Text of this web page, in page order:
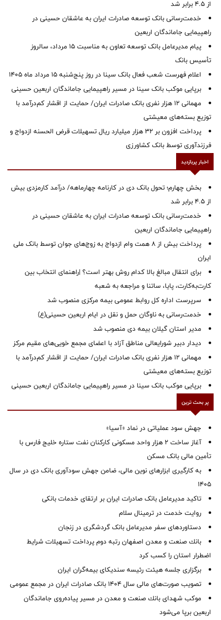
از ۴.۵ برابر شد
خدمت‌رسانی بانک توسعه صادرات ایران به عاشقان حسینی در
راهپیمایی جاماندگان اربعین
پیام مدیرعامل بانک توسعه تعاون به مناسبت 15 مرداد، سالروز
تأسیس بانک
اعلام فهرست شعب فعال بانک سینا در روز پنج‌شنبه 15 مرداد ماه 1405
برپایی موکب بانک سینا در مسیر راهپیمایی جاماندگان اربعین حسینی
مهمانی ۱۲ هزار نفری بانک صادرات ایران/ حمایت از اقشار کم‌درآمد با
توزیع بسته‌های معیشتی
پرداخت افزون بر 32 هزار میلیارد ریال تسهیلات قرض الحسنه ازدواج و
فرزندآوری توسط بانک کشاورزی
اخبار پربازدید
بخش چهارم؛ تحول بانک دی در کارنامه چهارماهه/ درآمد کارمزدی بیش
از ۴.۵ برابر شد
خدمت‌رسانی بانک توسعه صادرات ایران به عاشقان حسینی در
راهپیمایی جاماندگان اربعین
پرداخت بیش از ۸ همت وام ازدواج به زوج‌های جوان توسط بانک ملی
ایران
برای انتقال مبالغ بالا کدام روش بهتر است؟ |راهنمای انتخاب بین
کارت‌به‌کارت، پایا، ساتنا و مراجعه به شعبه
سرپرست اداره کل روابط عمومی بیمه مرکزی منصوب شد
خدمت‌رسانی به ناوگان حمل و نقل در ایام اربعین حسینی(ع)
‌مدیر استان گیلان بیمه دی منصوب شد
دیدار دبیر شورایعالی مناطق آزاد با اعضای مجمع خویی‌های مقیم مرکز
مهمانی ۱۲ هزار نفری بانک صادرات ایران/ حمایت از اقشار کم‌درآمد با
توزیع بسته‌های معیشتی
برپایی موکب بانک سینا در مسیر راهپیمایی جاماندگان اربعین حسینی
پر بحث ترین
جهش سود عملیاتی در نماد «آسیا»
آغاز ساخت ۲ هزار واحد مسکونی کارکنان نفت ستاره خلیج فارس با
تأمین مالی بانک مسکن
به کارگیری ابزارهای نوین مالی، ضامن جهش سودآوری بانک دی در سال
1405
تاکید مدیرعامل بانک صادرات ایران بر ارتقای خدمات بانکی
روایت خدمت در ترمینال سلام
دستاوردهای سفر مدیرعامل بانک گردشگری در زنجان
بانك صنعت و معدن اصفهان رتبه دوم پرداخت تسهیلات شرایط
اضطرار استان را كسب كرد
برگزاری جلسه هیئت رئیسه سندیکای بیمه‌گران ایران
تصویب صورت‌های مالی سال ۱۴۰۴ بانک صادرات ایران در مجمع عمومی
موكب شهدای بانك صنعت و معدن در مسیر پیاده‌روی جاماندگان
اربعین برپا می‌شود